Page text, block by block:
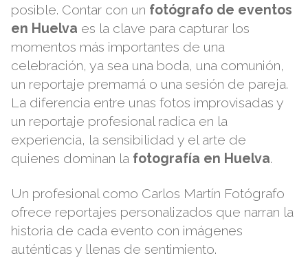
posible. Contar con un fotógrafo de eventos
en Huelva es la clave para capturar los
momentos más importantes de una
celebración, ya sea una boda, una comunión,
un reportaje premamá o una sesión de pareja.
La diferencia entre unas fotos improvisadas y
un reportaje profesional radica en la
experiencia, la sensibilidad y el arte de
quienes dominan la fotografía en Huelva.
Un profesional como Carlos Martín Fotógrafo
ofrece reportajes personalizados que narran la
historia de cada evento con imágenes
auténticas y llenas de sentimiento.